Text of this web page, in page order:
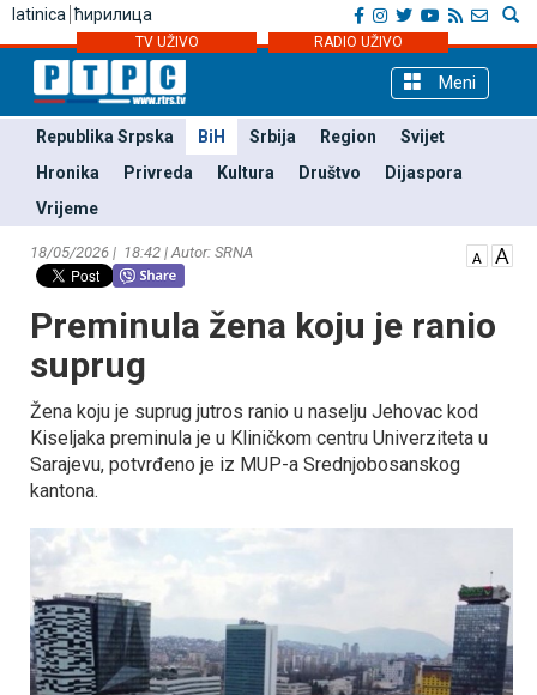
latinica ћирилица
TV UŽIVO RADIO UŽIVO
Meni
Republika Srpska BiH Srbija Region
Svijet
Hronika
Privreda Kultura Društvo
Dijaspora
Vrijeme
18/05/2026 | 18:42 | Autor: SRNA
Preminula žena koju je ranio
suprug
Žena koju je suprug jutros ranio u naselju Јehovac kod
Kiseljaka preminula je u Kliničkom centru Univerziteta u
Sarajevu, potvrđeno je iz MUP-a Srednjobosanskog
kantona.